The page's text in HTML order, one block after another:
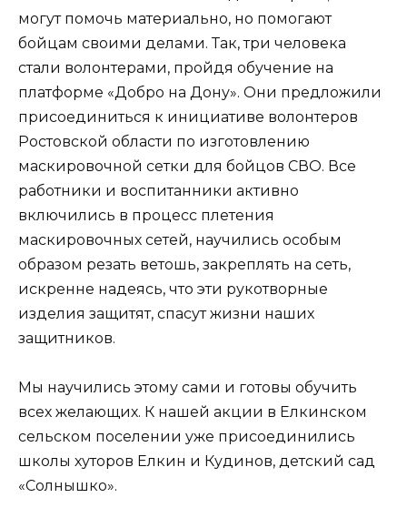
могут помочь материально, но помогают
бойцам своими делами. Так, три человека
стали волонтерами, пройдя обучение на
платформе «Добро на Дону». Они предложили
присоединиться к инициативе волонтеров
Ростовской области по изготовлению
маскировочной сетки для бойцов СВО. Все
работники и воспитанники активно
включились в процесс плетения
маскировочных сетей, научились особым
образом резать ветошь, закреплять на сеть,
искренне надеясь, что эти рукотворные
изделия защитят, спасут жизни наших
защитников.
Мы научились этому сами и готовы обучить
всех желающих. К нашей акции в Eлкинском
сельском поселении уже присоединились
школы хуторов Eлкин и Кудинов, детский сад
«Солнышко».